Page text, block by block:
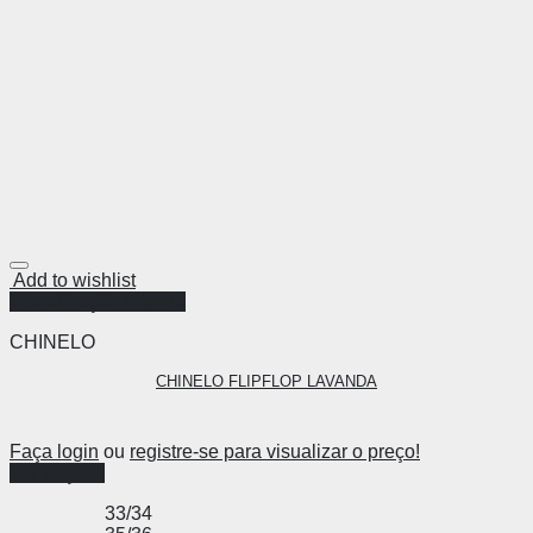
Add to wishlist
CHINELO
CHINELO FLIPFLOP LAVANDA
Faça login ou registre-se para visualizar o preço!
33/34